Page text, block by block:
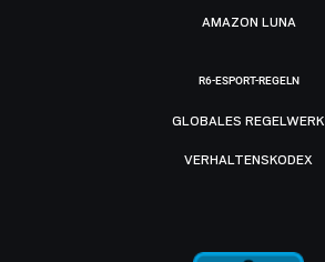
AMAZON LUNA
R6-ESPORT-REGELN
GLOBALES REGELWERK
VERHALTENSKODEX